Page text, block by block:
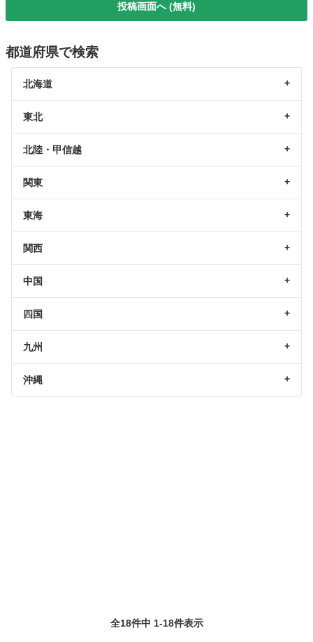
投稿画面へ (無料)
都道府県で検索
北海道
東北
北陸・甲信越
関東
東海
関西
中国
四国
九州
沖縄
全18件中 1-18件表示